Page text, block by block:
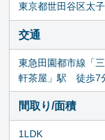
東京都世田谷区太
交通
東急田園都市線「
軒茶屋」駅 徒歩7
間取り/面積
1LDK